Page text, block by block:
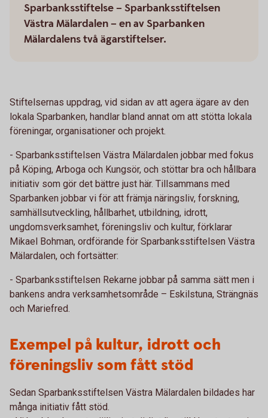
Sparbanksstiftelse – Sparbanksstiftelsen
Västra Mälardalen – en av Sparbanken
Mälardalens två ägarstiftelser.
Stiftelsernas uppdrag, vid sidan av att agera ägare av den
lokala Sparbanken, handlar bland annat om att stötta lokala
föreningar, organisationer och projekt.
- Sparbanksstiftelsen Västra Mälardalen jobbar med fokus
på Köping, Arboga och Kungsör, och stöttar bra och hållbara
initiativ som gör det bättre just här. Tillsammans med
Sparbanken jobbar vi för att främja näringsliv, forskning,
samhällsutveckling, hållbarhet, utbildning, idrott,
ungdomsverksamhet, föreningsliv och kultur, förklarar
Mikael Bohman, ordförande för Sparbanksstiftelsen Västra
Mälardalen, och fortsätter:
- Sparbanksstiftelsen Rekarne jobbar på samma sätt men i
bankens andra verksamhetsområde – Eskilstuna, Strängnäs
och Mariefred.
Exempel på kultur, idrott och
föreningsliv som fått stöd
Sedan Sparbanksstiftelsen Västra Mälardalen bildades har
många initiativ fått stöd.